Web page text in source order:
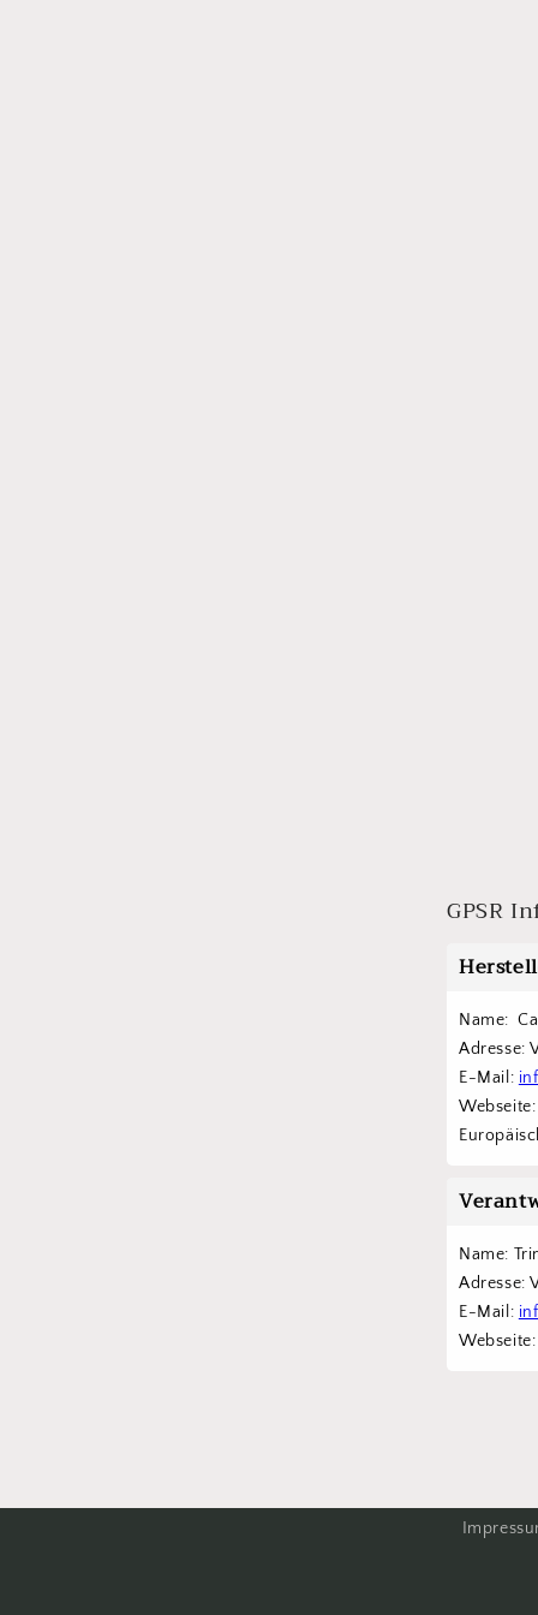
GPSR
Name:
Adresse:
E-Mail:
Webseite:
Name:
Adresse:
E-Mail:
Webseite: